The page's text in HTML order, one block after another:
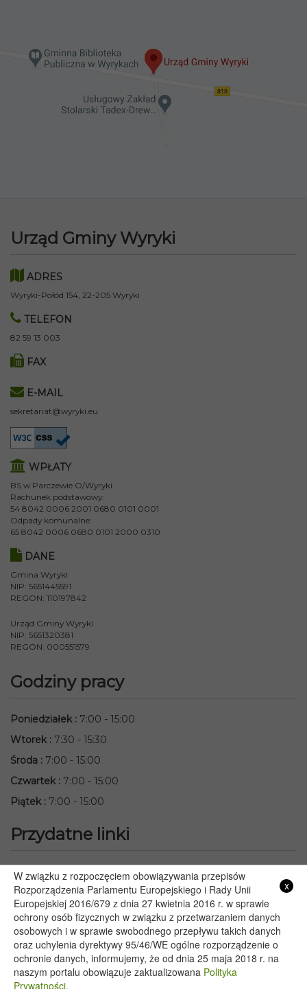
Urząd Gminy Wyryki
ADRES
Wyryki-Połód 154, 22-205 Wyryki
TELEFON
82 59 13 003
FAX
E-MAIL
sekretariat@wyryki.eu
WPŁATY
BS w Parczewie O/Wyryki
Rachunek podstawowy:
54 8042 0006 2001 0680 0101 0001
Odpady komunalne:
65 8042 0006 0680 0101 2000 0310
DANE
Gmina Wyryki
NIP: 5651445591
REGON: 110197842
Urząd Gminy Wyryki
NIP: 5651320381
REGON: 000551579
Godziny pracy
Poniedziałek: 7:00 - 15:00
Wtorek: 7:30 - 15:30
Środa : 7:00 - 15:00
Czwartek: 7:00 - 15:00
Piątek: 7:00 - 15:00
Przydatne linki
Starostwo Powiatowe we Włodawie
Lubelski Urząd Wojewódzki w Lublinie
Urząd Marszałkowski Województwa Lubelskiego w Lublinie
Serwis Rzeczypospolitej Polskiej
PGE – Planowane wyłączenia prądu
Poczta E-mail
x
W związku z rozpoczęciem obowiązywania przepisów
Rozporządzenia Parlamentu Europejskiego i Rady Unii
Europejskiej 2016/679 z dnia 27 kwietnia 2016 r. w sprawie
ochrony osób fizycznych w związku z przetwarzaniem danych
osobowych i w sprawie swobodnego przepływu takich danych
oraz uchylenia dyrektywy 95/46/WE ogólne rozporządzenie o
ochronie danych, informujemy, że od dnia 25 maja 2018 r. na
naszym portalu obowiązuje zaktualizowana Polityka
Prywatności.